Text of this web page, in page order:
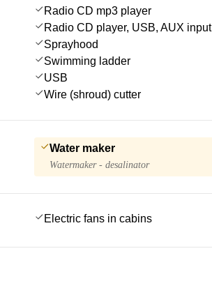
Radio CD mp3 player
Radio CD player, USB, AUX input
Sprayhood
Swimming ladder
USB
Wire (shroud) cutter
Water maker
Watermaker - desalinator
Electric fans in cabins